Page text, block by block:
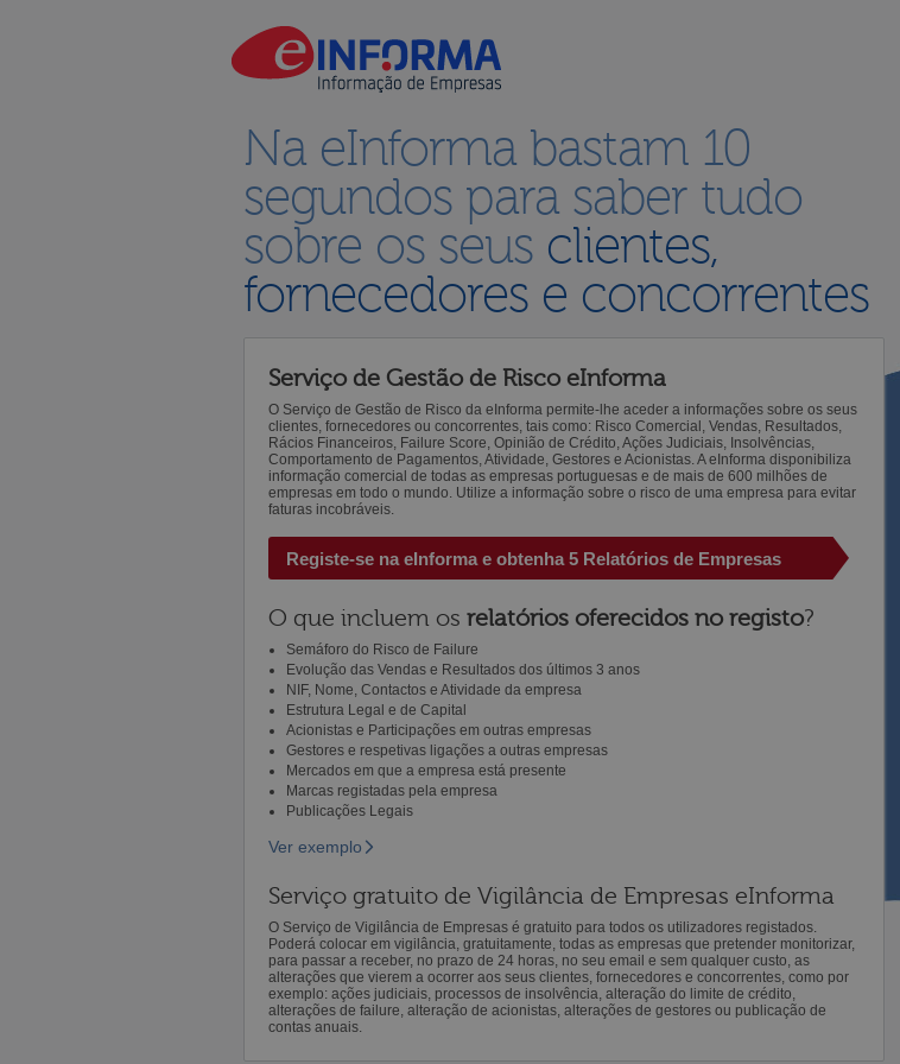
Na eInforma bastam 10
segundos para saber tudo
sobre os seus clientes,
fornecedores e concorrentes
Serviço de Gestão de Risco eInforma
O Serviço de Gestão de Risco da eInforma permite-lhe aceder a informações sobre os seus
clientes, fornecedores ou concorrentes, tais como: Risco Comercial, Vendas, Resultados,
Rácios Financeiros, Failure Score, Opinião de Crédito, Ações Judiciais, Insolvências,
Comportamento de Pagamentos, Atividade, Gestores e Acionistas. A eInforma disponibiliza
informação comercial de todas as empresas portuguesas e de mais de 600 milhões de
empresas em todo o mundo. Utilize a informação sobre o risco de uma empresa para evitar
faturas incobráveis.
Registe-se na eInforma e obtenha 5 Relatórios de Empresas
O que incluem os relatórios oferecidos no registo?
Semáforo do Risco de Failure
Evolução das Vendas e Resultados dos últimos 3 anos
NIF, Nome, Contactos e Atividade da empresa
Estrutura Legal e de Capital
Acionistas e Participações em outras empresas
Gestores e respetivas ligações a outras empresas
Mercados em que a empresa está presente
Marcas registadas pela empresa
Publicações Legais
Ver exemplo
Serviço gratuito de Vigilância de Empresas eInforma
O Serviço de Vigilância de Empresas é gratuito para todos os utilizadores registados.
Poderá colocar em vigilância, gratuitamente, todas as empresas que pretender monitorizar,
para passar a receber, no prazo de 24 horas, no seu email e sem qualquer custo, as
alterações que vierem a ocorrer aos seus clientes, fornecedores e concorrentes, como por
exemplo: ações judiciais, processos de insolvência, alteração do limite de crédito,
alterações de failure, alteração de acionistas, alterações de gestores ou publicação de
contas anuais.